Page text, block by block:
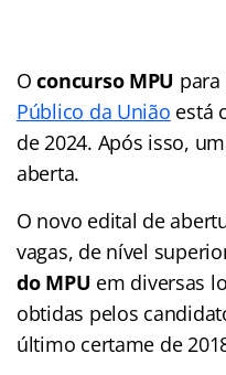
Oconcurso MPU
Público da União está
de 2024. Após isso,
aberta.
O novo edital de
vagas, de nível
do MPU em diversas
obtidas pelos
último certame de